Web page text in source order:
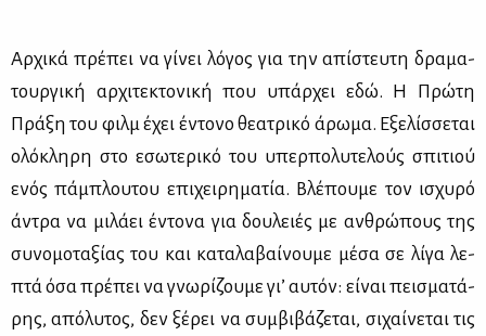
Αρ­χι­κά πρέ­πει να γί­νει λό­γος για την απί­στευ­τη δρα­μα­
τουρ­γι­κή αρ­χι­τε­κτο­νι­κή που υπάρ­χει εδώ. Η Πρώ­τη
Πρά­ξη του φιλμ έχει έντο­νο θε­α­τρι­κό άρω­μα. Εξε­λίσ­σε­ται
ολό­κλη­ρη στο εσω­τε­ρι­κό του υπερ­πο­λυ­τε­λούς σπι­τιού
ενός πά­μπλου­του επι­χει­ρη­μα­τία. Βλέ­που­με τον ισχυ­ρό
άντρα να μι­λά­ει έντο­να για δου­λειές με αν­θρώ­πους της
συ­νο­μο­τα­ξί­ας του και κα­τα­λα­βαί­νου­με μέ­σα σε λί­γα λε­
πτά όσα πρέ­πει να γνω­ρί­ζου­με γι’ αυ­τόν: εί­ναι πει­σμα­τά­
ρης, από­λυ­τος, δεν ξέ­ρει να συμ­βι­βά­ζε­ται, σι­χαί­νε­ται τις